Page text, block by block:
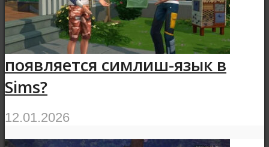
появляется симлиш-язык в
Sims?
12.01.2026